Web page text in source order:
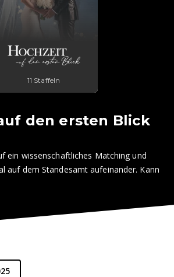
11 Staffeln
den ersten Blick
ein wissenschaftliches Matching und
auf dem Standesamt aufeinander. Kann